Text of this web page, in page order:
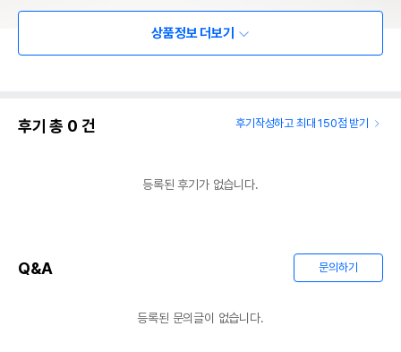
상품정보 더보기
후기 총 0 건 후기작성하고 최대 150점 받기
등록된 후기가 없습니다.
Q&A 문의하기
등록된 문의글이 없습니다.